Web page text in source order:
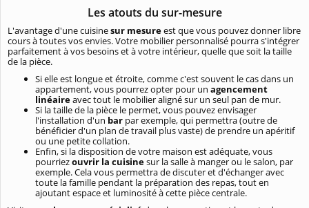
Les atouts du sur-mesure
L'avantage d'une cuisinesur mesureest que vous pouvez donner libre
cours à toutes vos envies. Votre mobilier personnalisé pourra s'intégrer
parfaitement à vos besoins et à votre intérieur, quelle que soit la taille
de la pièce.
Si elle est longue et étroite, comme c'est souvent le cas dans un
appartement, vous pourrez opter pour un agencement
linéaireavec tout le mobilier aligné sur un seul pan de mur.
Si la taille de la pièce le permet, vous pouvez envisager
l'installation d'un bar par exemple, qui permettra (outre de
bénéficier d'un plan de travail plus vaste) de prendre un apéritif
ou une petite collation.
Enfin, si la disposition de votre maison est adéquate, vous
pourriezouvrir la cuisinesur la salle à manger ou le salon, par
exemple. Cela vous permettra de discuter et d'échanger avec
toute la famille pendant la préparation des repas, tout en
ajoutant espace et luminosité à cette pièce centrale.